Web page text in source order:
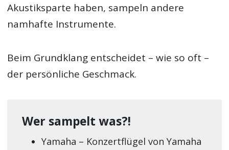
Akustiksparte haben, sampeln andere
namhafte Instrumente.
Beim Grundklang entscheidet – wie so oft –
der persönliche Geschmack.
Wer sampelt was?!
Yamaha – Konzertflügel von Yamaha